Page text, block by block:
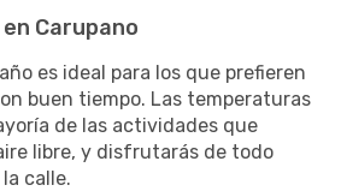
Carupano
es ideal para los que prefieren
buen tiempo. Las temperaturas
de las actividades que
libre, y disfrutarás de todo
calle.